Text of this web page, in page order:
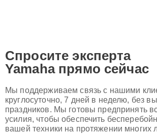
Спросите эксперта
Yamaha прямо сейчас
Мы поддерживаем связь с нашими
круглосуточно, 7 дней в неделю, без
праздников. Мы готовы предпринять
усилия, чтобы обеспечить
вашей техники на протяжении многих